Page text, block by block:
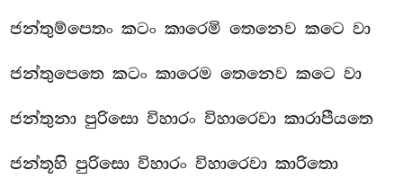
ජන්තුම්පෙතං කටං කාරෙමි තෙනෙව කටෙ වා
ජන්තුපෙතෙ කටං කාරෙම තෙනෙව කටෙ වා
ජන්තුනා පුරිසො විහාරං විහාරෙවා කාරාපීයතෙ
ජන්තූහි පුරිසො විහාරං විහාරෙවා කාරිතො